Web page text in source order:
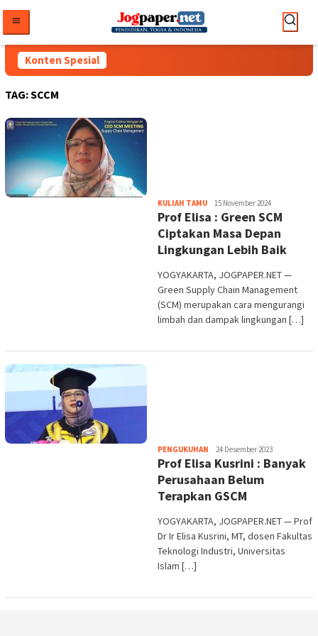
konten
Konten Spesial
TAG:SCCM
KULIAH TAMUHeri
Purwata
15 November 2024
Prof Elisa : Green SCM
Ciptakan Masa Depan
Lingkungan Lebih Baik
YOGYAKARTA, JOGPAPER.NET —
Green Supply Chain Management
(SCM) merupakan cara mengurangi
limbah dan dampak lingkungan […]
PENGUKUHAN Heri
Purwata
24 Desember 2023
Prof Elisa Kusrini : Banyak
Perusahaan Belum
Terapkan GSCM
YOGYAKARTA, JOGPAPER.NET — Prof
Dr Ir Elisa Kusrini, MT, dosen Fakultas
Teknologi Industri, Universitas
Islam […]